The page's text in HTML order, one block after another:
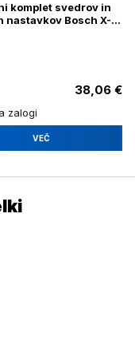
komplet svedrov in
nastavkov Bosch X-
38,06 €
zalogi
VEČ